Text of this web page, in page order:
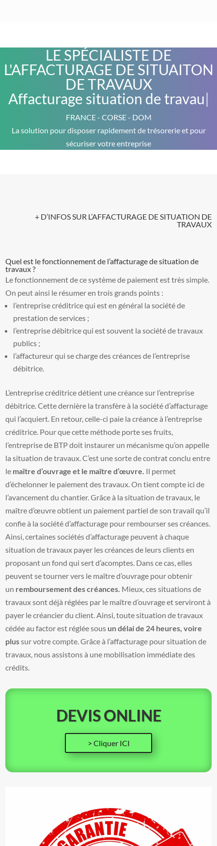
LE SPÉCIALISTE DE
L'AFFACTURAGE DE SITUAITON
DE TRAVAUX
Affacturage situation de travaux
FRANCE - CORSE - DOM
La solution pour disposer rapidement de trésorerie et pour
sécuriser votre entreprise
+ D’INFOS SUR L’AFFACTURAGE DE SITUATION DE
TRAVAUX
Quel est le fonctionnement de l’affacturage de situation de
travaux ?
Le fonctionnement de ce système de paiement est très simple.
On peut ainsi le résumer en trois grands points :
l’entreprise créditrice qui est en général la société de
prestation de services ;
l’entreprise débitrice qui est souvent la société de travaux
publics ;
l’affactureur qui se charge des créances de l’entreprise
débitrice.
L’entreprise créditrice détient une créance sur l’entreprise
débitrice. Cette dernière la transfère à la société d’affacturage
qui l’acquiert. En retour, celle-ci paie la créance à l’entreprise
créditrice. Pour que cette méthode porte ses fruits,
l’entreprise de BTP doit instaurer un mécanisme qu’on appelle
la situation de travaux. C’est une sorte de contrat conclu entre
le maître d’ouvrage et le maître d’œuvre. Il permet
d’échelonner le paiement des travaux. On tient compte ici de
l’avancement du chantier. Grâce à la situation de travaux, le
maître d’œuvre obtient un paiement partiel de son travail qu’il
confie à la société d’affacturage pour rembourser ses créances.
Ainsi, certaines sociétés d’affacturage peuvent à chaque
situation de travaux payer les créances de leurs clients en
proposant un fond qui sert d’acomptes. Dans ce cas, elles
peuvent se tourner vers le maître d’ouvrage pour obtenir
un remboursement des créances. Mieux, ces situations de
travaux sont déjà réglées par le maître d’ouvrage et serviront à
payer le créancier du client. Ainsi, toute situation de travaux
cédée au factor est réglée sous un délai de 24 heures, voire
plussur votre compte. Grâce à l’affacturage pour situation de
travaux, nous assistons à une mobilisation immédiate des
crédits.
DEVIS ONLINE
> Cliquer ICI